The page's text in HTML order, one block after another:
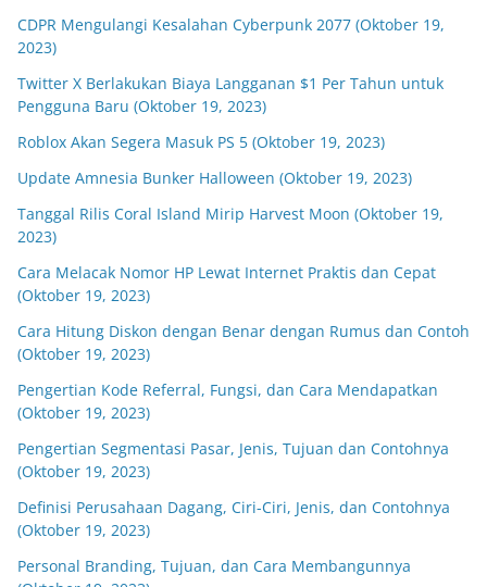
CDPR Mengulangi Kesalahan Cyberpunk 2077 (Oktober 19,
2023)
Twitter X Berlakukan Biaya Langganan $1 Per Tahun untuk
Pengguna Baru (Oktober 19, 2023)
Roblox Akan Segera Masuk PS 5 (Oktober 19, 2023)
Update Amnesia Bunker Halloween (Oktober 19, 2023)
Tanggal Rilis Coral Island Mirip Harvest Moon (Oktober 19,
2023)
Cara Melacak Nomor HP Lewat Internet Praktis dan Cepat
(Oktober 19, 2023)
Cara Hitung Diskon dengan Benar dengan Rumus dan Contoh
(Oktober 19, 2023)
Pengertian Kode Referral, Fungsi, dan Cara Mendapatkan
(Oktober 19, 2023)
Pengertian Segmentasi Pasar, Jenis, Tujuan dan Contohnya
(Oktober 19, 2023)
Definisi Perusahaan Dagang, Ciri-Ciri, Jenis, dan Contohnya
(Oktober 19, 2023)
Personal Branding, Tujuan, dan Cara Membangunnya